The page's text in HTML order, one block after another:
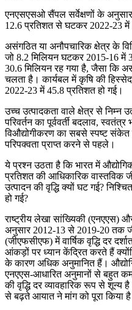
एनएसएसओ सैंपल सर्वेक्षणों के अनुसार,
12.6 प्रतिशत से घटकर 2022-23 में
असंगठित या अनौपचारिक क्षेत्र के
जो 8.2 मिलियन घटकर 2015-16
30.6 मिलियन रह गया है, जैसा कि
चलता है। कार्यबल में कृषि की
2022-23 में 45.8 प्रतिशत हो गई।
उच्च उत्पादकता वाले क्षेत्र से निम्न
परिवर्तन का पूर्ववर्ती बदलाव,
विऔद्योगीकरण का सबसे स्पष्ट संकेत
परिपक्वता प्राप्त करने से पहले।
ये प्रश्न उठता है कि भारत में
प्रतिशत की आधिकारिक वास्तविक
उत्पादन की वृद्धि क्यों घट गई?
हो गई?
राष्ट्रीय लेखा सांख्यिकी (एनएएस)
अनुसार 2012-13 से 2019-20 तक
(जीएफसीएफ) में वार्षिक वृद्धि दर
आंकड़ों पर ध्यान केंद्रित करते हैं
के कारण अधिक अनुमानित हैं।
एनएएस-आधारित अनुमानों से बहुत
की वृद्धि दर व्यावहारिक रूप से
से बढ़ते आयात ने मांग को पूरा किया है